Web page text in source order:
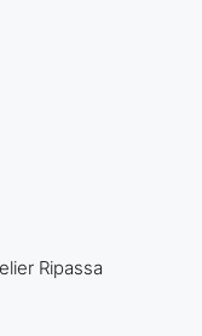
Ripassa